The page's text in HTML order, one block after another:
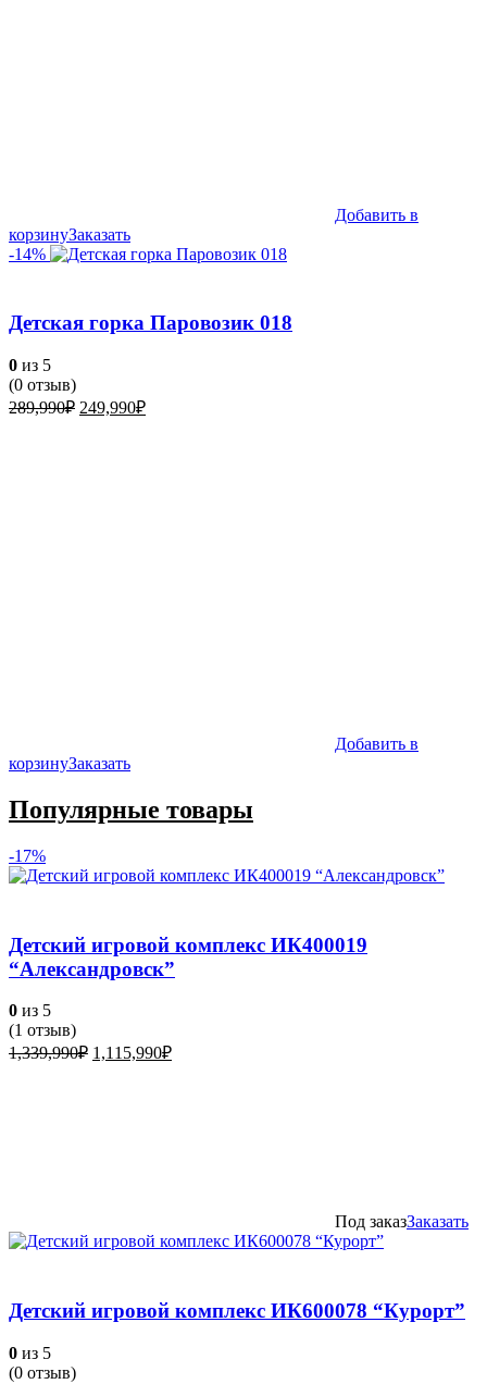
Добавить в
корзинуЗаказать
-14%
Детская горка Паровозик 018
0 из 5
(0 отзыв)
289,990₽ Первоначальная
249,990₽Текущая
Добавить в
корзинуЗаказать
Популярные товары
-17%
Детский игровой комплекс ИК400019
“Александровск”
0 из 5
(1 отзыв)
1,339,990₽ Первоначальная
1,115,990₽Текущая
Под заказЗаказать
Детский игровой комплекс ИК600078 “Курорт”
0 из 5
(0 отзыв)